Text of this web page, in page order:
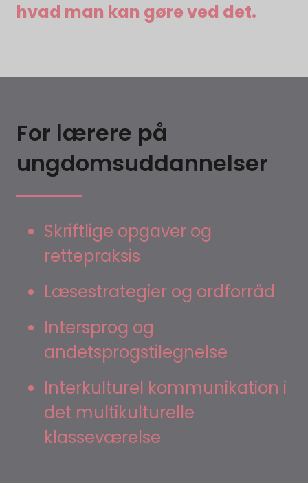
hvad man kan gøre ved det.
For lærere på
ungdomsuddannelser
Skriftlige opgaver og
rettepraksis
Læsestrategier og ordforråd
Intersprog og
andetsprogstilegnelse
Interkulturel kommunikation i
det multikulturelle
klasseværelse